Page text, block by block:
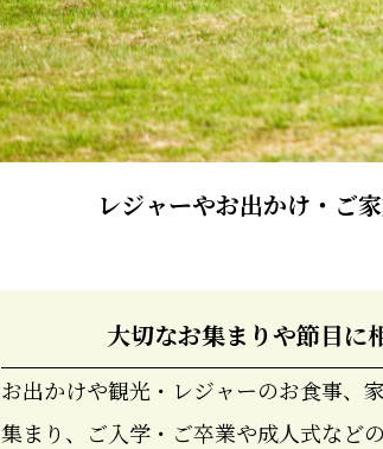
レジャーやお出かけ・ご
大切なお集まりや節目に
お出かけや観光・レジャーのお食事、
集まり、ご入学・ご卒業や成人式など